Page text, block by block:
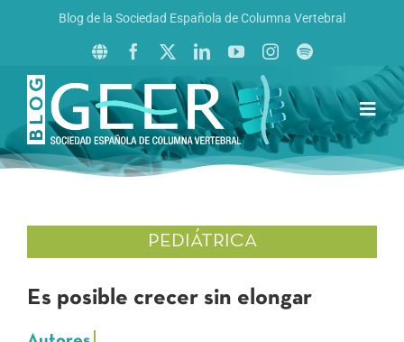
Blog de la Sociedad Española de Columna Vertebral
Inicio
Revista La Columna al Día
PEDIÁTRICA
Es posible crecer sin elongar